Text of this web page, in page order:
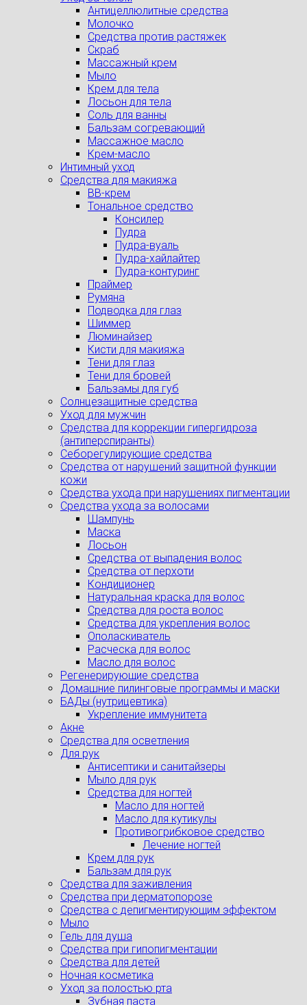
Антицеллюлитные средства
Молочко
Средства против растяжек
Скраб
Массажный крем
Мыло
Крем для тела
Лосьон для тела
Соль для ванны
Бальзам согревающий
Массажное масло
Крем-масло
Интимный уход
Средства для макияжа
BB-крем
Тональное средство
Консилер
Пудра
Пудра-вуаль
Пудра-хайлайтер
Пудра-контуринг
Праймер
Румяна
Подводка для глаз
Шиммер
Люминайзер
Кисти для макияжа
Тени для глаз
Тени для бровей
Бальзамы для губ
Солнцезащитные средства
Уход для мужчин
Средства для коррекции гипергидроза
(антиперспиранты)
Себорегулирующие средства
Средства от нарушений защитной функции
кожи
Средства ухода при нарушениях пигментации
Средства ухода за волосами
Шампунь
Маска
Лосьон
Средства от выпадения волос
Средства от перхоти
Кондиционер
Натуральная краска для волос
Средства для роста волос
Средства для укрепления волос
Ополаскиватель
Расческа для волос
Масло для волос
Регенерирующие средства
Домашние пилинговые программы и маски
БАДы (нутрицевтика)
Укрепление иммунитета
Акне
Средства для осветления
Для рук
Антисептики и санитайзеры
Мыло для рук
Средства для ногтей
Масло для ногтей
Масло для кутикулы
Противогрибковое средство
Лечение ногтей
Крем для рук
Бальзам для рук
Средства для заживления
Средства при дерматопорозе
Cредства с депигментирующим эффектом
Мыло
Гель для душа
Средства при гипопигментации
Средства для детей
Ночная косметика
Уход за полостью рта
Зубная паста